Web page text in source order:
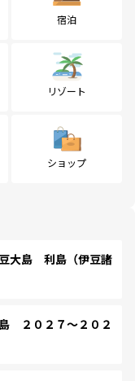
宿泊
リゾート
ショップ
大島 利島（伊豆諸
２０２７～２０２